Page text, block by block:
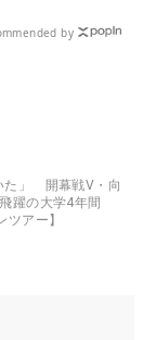
by
た」 開幕戦V・向
躍の大学4年間
ツアー】